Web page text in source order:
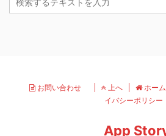
お問い合わせ 上へ ホーム
イバシーポリシー
App